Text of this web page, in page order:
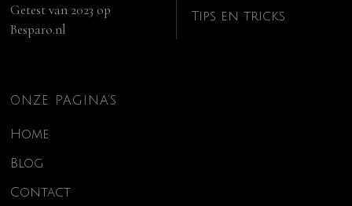
Getest van 2023 op
Besparo.nl
Tips en tricks
ONZE PAGINA’S
Home
Blog
Contact